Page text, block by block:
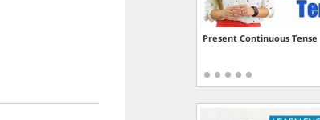
Present Continuous Tense